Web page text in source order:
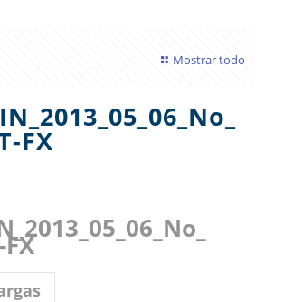
Mostrar todo
FX